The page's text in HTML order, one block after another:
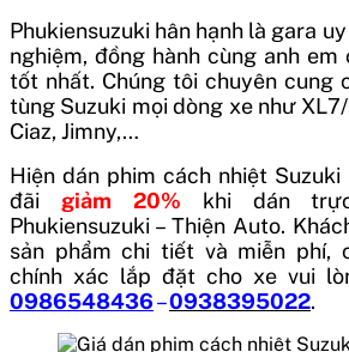
Phukiensuzuki hân hạnh là gara
nghiệm, đồng hành cùng anh
tốt nhất. Chúng tôi chuyên cung
tùng Suzuki mọi dòng xe như
Ciaz, Jimny,…
Hiện dán phim cách nhiệt
đãi giảm 20% khi dán
Phukiensuzuki – Thiện Auto.
sản phẩm chi tiết và miễn phí,
chính xác lắp đặt cho xe vui
0986548436–0938395022.